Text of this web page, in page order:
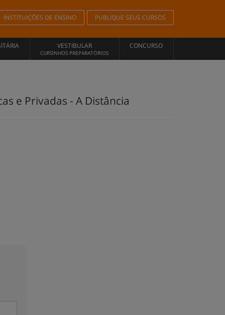
INSTITUIÇÕES DE ENSINO PUBLIQUE SEUS CURSOS
VESTIBULAR
CURSINHOS PREPARATÓRIOS
CONCURSO
e Privadas - A Distância